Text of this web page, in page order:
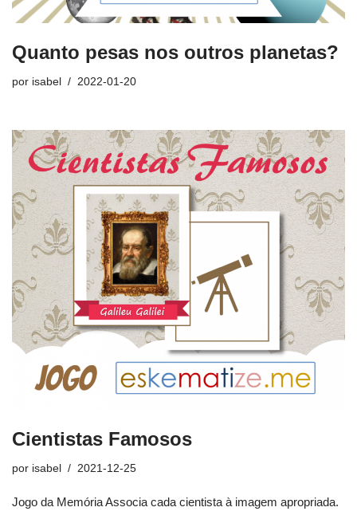
Quanto pesas nos outros planetas?
por isabel 2022-01-20
Cientistas Famosos
por isabel 2021-12-25
Jogo da Memória Associa cada cientista à imagem apropriada.